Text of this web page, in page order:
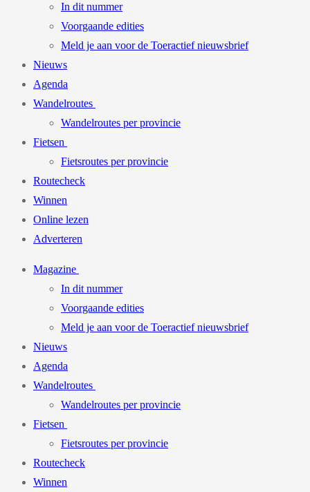
In dit nummer
Voorgaande edities
Meld je aan voor de Toeractief nieuwsbrief
Nieuws
Agenda
Wandelroutes
Wandelroutes per provincie
Fietsen
Fietsroutes per provincie
Routecheck
Winnen
Online lezen
Adverteren
Magazine
In dit nummer
Voorgaande edities
Meld je aan voor de Toeractief nieuwsbrief
Nieuws
Agenda
Wandelroutes
Wandelroutes per provincie
Fietsen
Fietsroutes per provincie
Routecheck
Winnen